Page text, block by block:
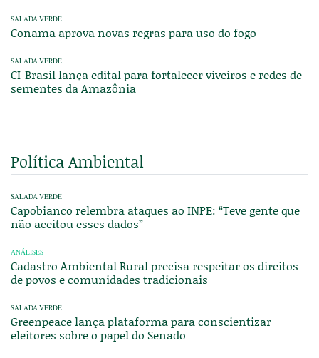
SALADA VERDE
Conama aprova novas regras para uso do fogo
SALADA VERDE
CI-Brasil lança edital para fortalecer viveiros e redes de
sementes da Amazônia
Política Ambiental
SALADA VERDE
Capobianco relembra ataques ao INPE: “Teve gente que
não aceitou esses dados”
ANÁLISES
Cadastro Ambiental Rural precisa respeitar os direitos
de povos e comunidades tradicionais
SALADA VERDE
Greenpeace lança plataforma para conscientizar
eleitores sobre o papel do Senado